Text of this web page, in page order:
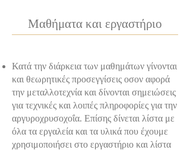
Μαθήματα και εργαστήριο
Κατά την διάρκεια των μαθημάτων γίνονται
και θεωρητικές προσεγγίσεις οσον αφορά
την μεταλλοτεχνία και δίνονται σημειώσεις
για τεχνικές και λοιπές πληροφορίες για την
αργυροχρυσοχοΐα. Επίσης δίνεται λίστα με
όλα τα εργαλεία και τα υλικά που έχουμε
χρησιμοποιήσει στο εργαστήριο και λίστα